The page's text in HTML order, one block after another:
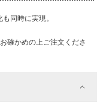
同時に実現。
確かめの上ご注文くださ